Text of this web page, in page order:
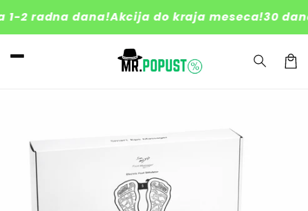
to
conte
nt
2 radna dana!Akcija do kraja meseca!30
a
ation